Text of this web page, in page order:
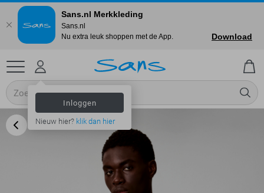
Inloggen
Nieuw hier? klik dan hier
Sans.nl Merkkleding
Sans.nl
Nu extra leuk shoppen met de App.
Download